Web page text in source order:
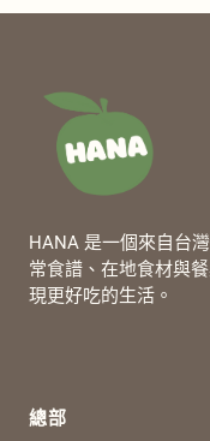
HANA 是一個來自台
常食譜、在地食材與
現更好吃的生活。
總部